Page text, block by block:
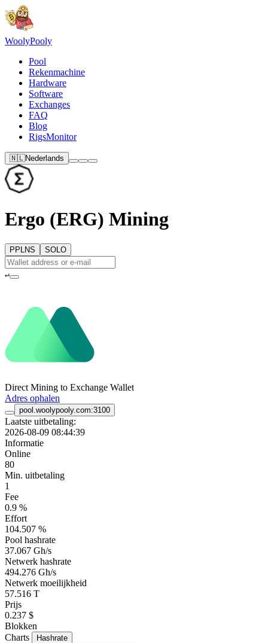
WoolyPooly
Pool
Rekenmachine
Hardware
Software
Exchanges
FAQ
Blog
RigsMonitor
🇳🇱Nederlands
Ergo (ERG) Mining
PPLNS SOLO
↵
Direct Mining to Exchange Wallet
Adres ophalen
pool.woolypooly.com:3100
Laatste uitbetaling:
2026-08-09 08:44:39
Informatie
Online
80
Min. uitbetaling
1
Fee
0.9 %
Effort
104.507 %
Pool hashrate
37.067 Gh/s
Netwerk hashrate
494.276 Gh/s
Netwerk moeilijkheid
57.516 T
Prijs
0.237 $
Blokken
Charts
Hashrate